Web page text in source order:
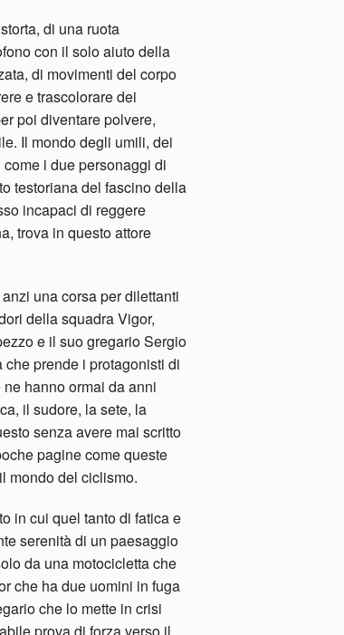
di una ruota
con il solo aiuto della
di movimenti del corpo
e trascolorare dei
poi diventare polvere,
Il mondo degli umili, dei
i due personaggi di
testoriana del fascino della
incapaci di reggere
trova in questo attore
una corsa per dilettanti
della squadra Vigor,
e il suo gregario Sergio
prende i protagonisti di
hanno ormai da anni
il sudore, la sete, la
senza avere mai scritto
pagine come queste
mondo del ciclismo.
in cui quel tanto di fatica e
serenità di un paesaggio
da una motocicletta che
che ha due uomini in fuga
che lo mette in crisi